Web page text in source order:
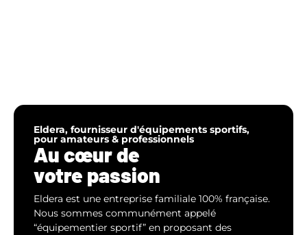
Eldera, fournisseur d'équipements sportifs,
pour amateurs & professionnels
Au cœur de
votre passion
Eldera est une entreprise familiale 100% française.
Nous sommes communément appelé
“équipementier sportif” en proposant des